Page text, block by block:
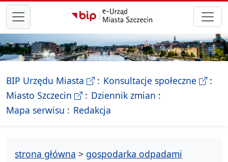
przejdź do głównego menu
BIP Urzędu Miasta - Biletyn Informacji Publicznej
Konsultacje społeczne-
Miasto Szczecin - Oficjalna strona Miasta Szczecin
Dziennik zmian
Mapa serwisu - drzewko rozdziałów
Redakcja
strona główna > gospodarka odpadami